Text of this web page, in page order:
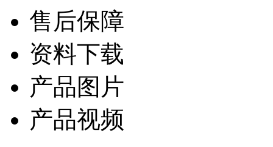
售后保障
资料下载
产品图片
产品视频